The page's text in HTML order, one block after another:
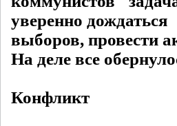
уверенно дождаться
выборов, провести
На деле все
Конфликт